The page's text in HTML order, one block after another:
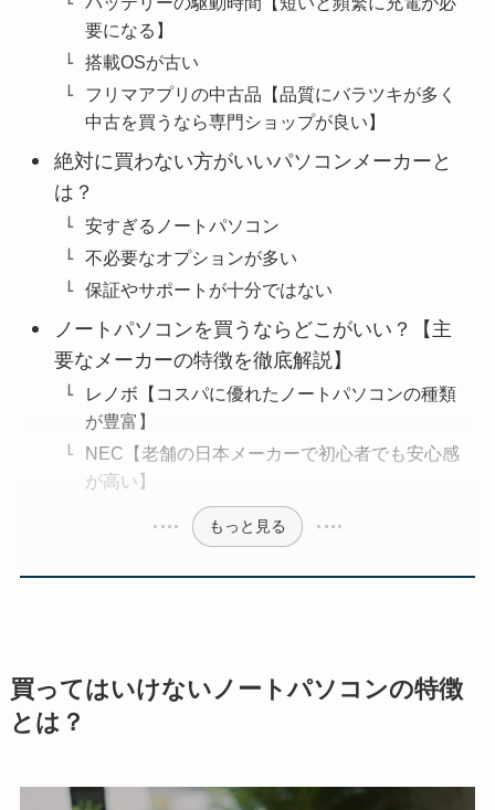
要になる】
搭載OSが古い
フリマアプリの中古品【品質にバラツキが多く
中古を買うなら専門ショップが良い】
絶対に買わない方がいいパソコンメーカーと
は？
安すぎるノートパソコン
不必要なオプションが多い
保証やサポートが十分ではない
ノートパソコンを買うならどこがいい？【主
要なメーカーの特徴を徹底解説】
レノボ【コスパに優れたノートパソコンの種類
が豊富】
NEC【老舗の日本メーカーで初心者でも安心感
が高い】
もっと見る
買ってはいけないノートパソコンの特徴
とは？